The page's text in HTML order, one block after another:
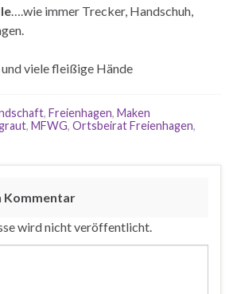
….wie immer Trecker, Handschuh,
viele fleißige Hände
, Freienhagen, Maken
, MFWG, Ortsbeirat Freienhagen,
Kommentar
wird nicht veröffentlicht.